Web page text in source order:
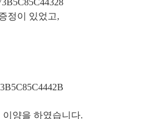
정이 있었고,
이양을 하였습니다.